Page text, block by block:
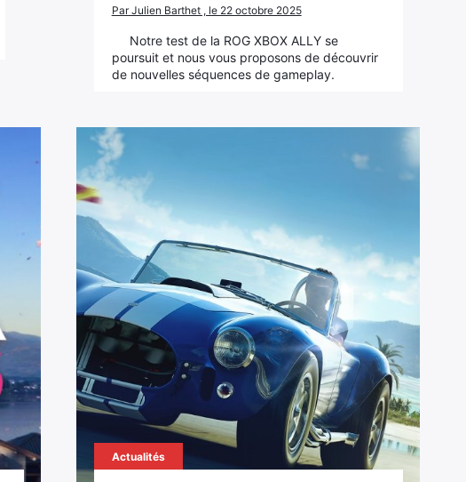
Par Julien Barthet , le 22 octobre 2025
Notre test de la ROG XBOX ALLY se
poursuit et nous vous proposons de découvrir
de nouvelles séquences de gameplay.
Actualités